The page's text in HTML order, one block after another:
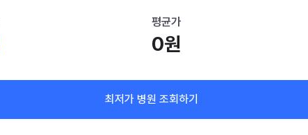
평균가
0원
최저가 병원 조회하기